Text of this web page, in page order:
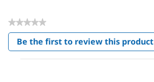
★★★★★
No
rating
value
Be the first to review this product
.
This